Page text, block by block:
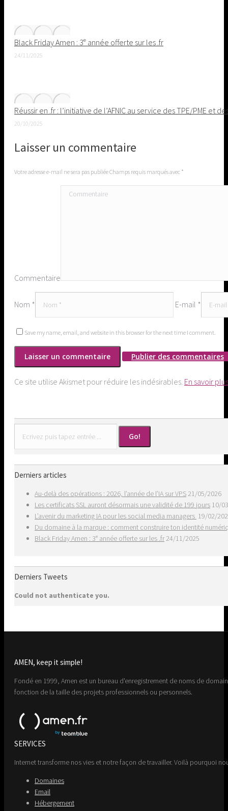
Black Friday Amen : 3ᵉ année offerte sur les .fr
24/11/2025
Réussir en .fr : l’initiative de l’AFNIC au service des TPE/PME et
20/10/2025
Laisser un commentaire
Votre adresse e-mail ne sera pas publiée Champs requis marqués avec *
Commentaire
Nom * E-mail *
Save my name, email, and website in this browser for the next time I comment.
Publier des commentaires
Ce site utilise Akismet pour réduire les indésirables. En savoir
Derniers articles
Au-delà des opérations : 2026, l’année de l’IA sur VPS 21/05/2026
Les certificats SSL auront désormais une validité de 199 jours 10/
L’avenir du marketing IA pour les social media managers 19/02/
Du domaine à la marque : comment construire ton identité
Black Friday Amen : 3ᵉ année offerte sur les .fr 24/11/2025
Derniers Tweets
Could not authenticate you.
AMEN, keep it simple!
Fondé en 1999, Amen est un bureau d'enregistrement de noms de
fonction de la taille des projets professionnels ou personnels.
SERVICES
Internet transforme nos vies et notre façon de travailler. Voilà pourquoi
Domaines
Email
Hébergement